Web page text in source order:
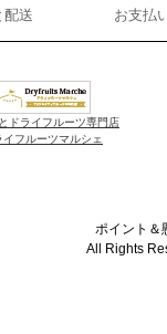
配送 お支払
ドライフルーツ専門店
イフルーツマルシェ
ポイント＆
All Rights